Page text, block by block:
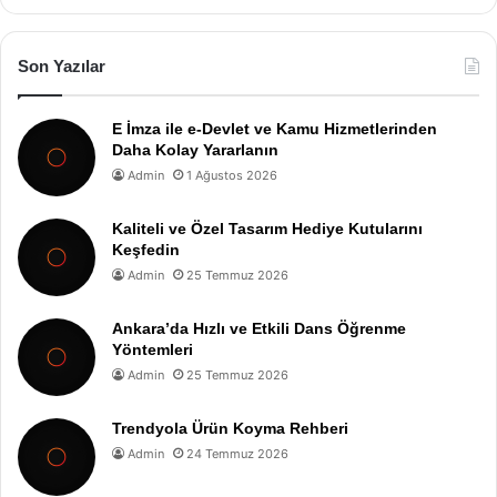
Son Yazılar
E İmza ile e-Devlet ve Kamu Hizmetlerinden
Daha Kolay Yararlanın
Admin 1 Ağustos 2026
Kaliteli ve Özel Tasarım Hediye Kutularını
Keşfedin
Admin 25 Temmuz 2026
Ankara’da Hızlı ve Etkili Dans Öğrenme
Yöntemleri
Admin 25 Temmuz 2026
Trendyola Ürün Koyma Rehberi
Admin 24 Temmuz 2026